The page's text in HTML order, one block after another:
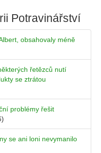
Potravinářství
obsahovaly méně
řetězců nutí
se ztrátou
problémy řešit
se ani loni nevymanilo